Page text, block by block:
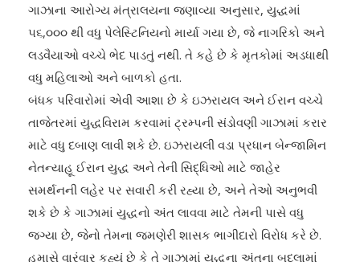
ગાઝાના આરોગ્ય મંત્રાલયના જણાવ્યા અનુસાર, યુદ્ધમાં
૫૬,૦૦૦ થી વધુ પેલેસ્ટિનિયનો માર્યા ગયા છે, જે નાગરિકો અને
લડવૈયાઓ વચ્ચે ભેદ પાડતું નથી. તે કહે છે કે મૃતકોમાં અડધાથી
વધુ મહિલાઓ અને બાળકો હતા.
બંધક પરિવારોમાં એવી આશા છે કે ઇઝરાયલ અને ઈરાન વચ્ચે
તાજેતરમાં યુદ્ધવિરામ કરવામાં ટ્રમ્પની સંડોવણી ગાઝામાં કરાર
માટે વધુ દબાણ લાવી શકે છે. ઇઝરાયલી વડા પ્રધાન બેન્જામિન
નેતન્યાહૂ ઈરાન યુદ્ધ અને તેની સિદ્ધિઓ માટે જાહેર
સમર્થનની લહેર પર સવારી કરી રહ્યા છે, અને તેઓ અનુભવી
શકે છે કે ગાઝામાં યુદ્ધનો અંત લાવવા માટે તેમની પાસે વધુ
જગ્યા છે, જેનો તેમના જમણેરી શાસક ભાગીદારો વિરોધ કરે છે.
હમાસે વારંવાર કહ્યું છે કે તે ગાઝામાં યુદ્ધના અંતના બદલામાં